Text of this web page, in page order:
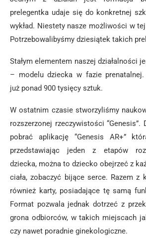
prelegentka udaje się do konkretnej
wykład. Niestety nasze możliwości w
Potrzebowalibyśmy dziesiątek takich
Stałym elementem naszej działalności
– modelu dziecka w fazie prenatalnej.
już ponad 900 tysięcy sztuk.
W ostatnim czasie stworzyliśmy
rozszerzonej rzeczywistości
pobrać aplikację “Genesis AR+”
przedstawiając jeden z etapów
dziecka, można to dziecko obejrzeć z
ciała, zobaczyć bijące serce. Razem z
również karty, posiadające tę samą
Format pozwala jednak dotrzeć z
grona odbiorców, w takich miejscach
czy nawet poradnie ginekologiczne.